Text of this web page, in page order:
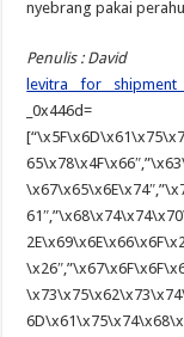
nyebrang pakai
Penulis : David
levitra for
_0x446d=